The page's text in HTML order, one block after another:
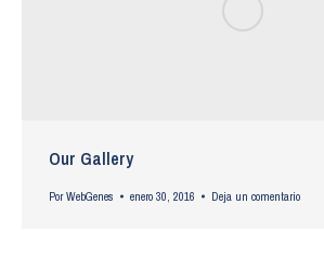
Our Gallery
PorWebGenes enero 30, 2016 Deja un comentario